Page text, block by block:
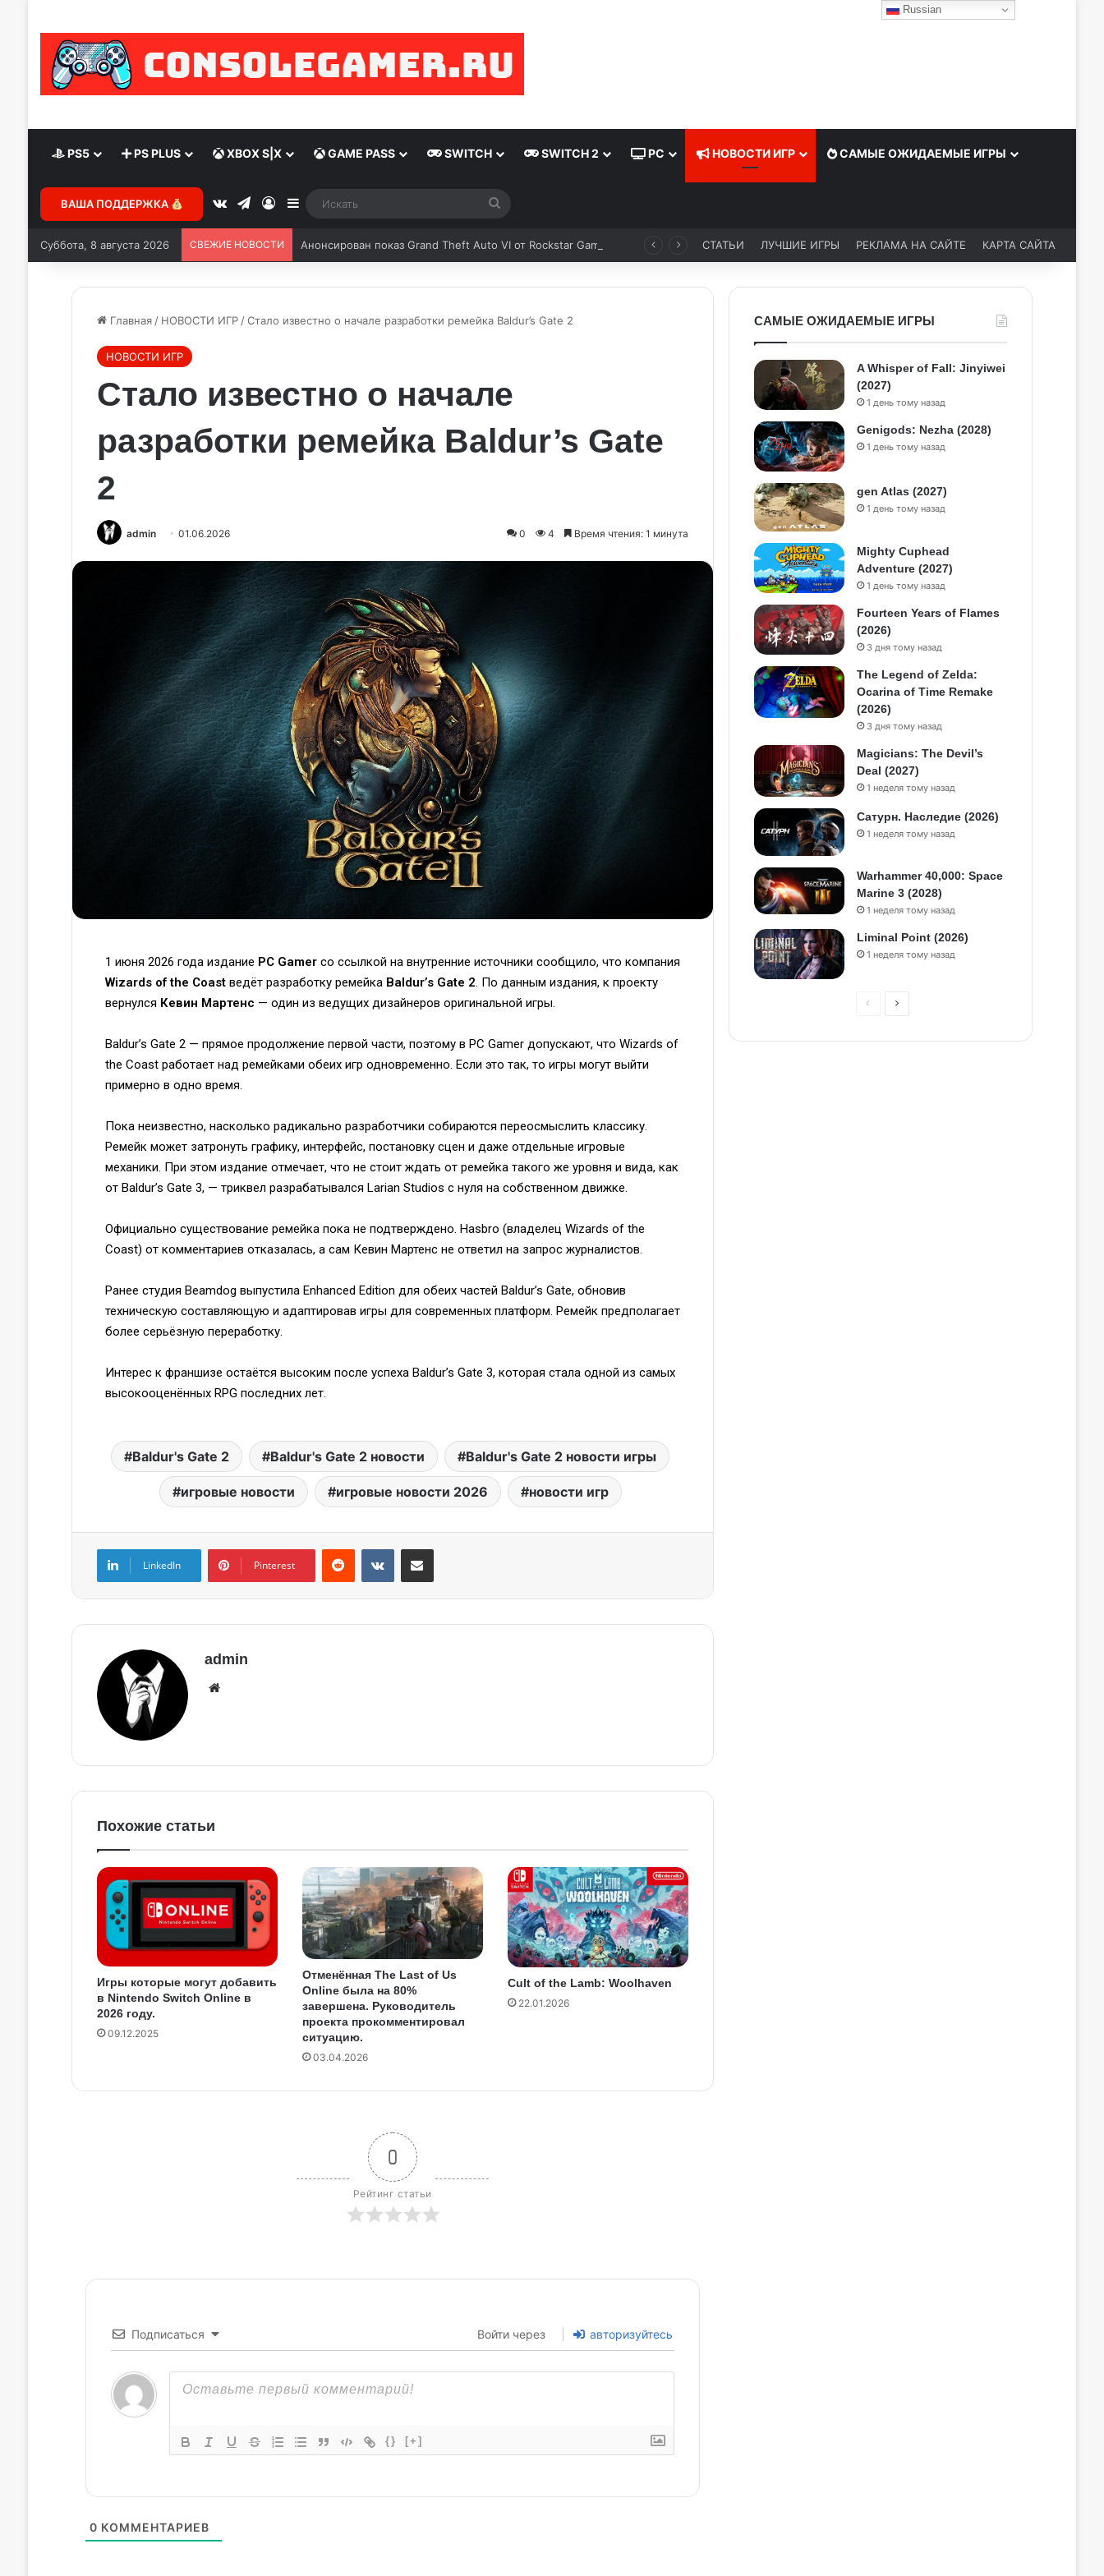
PS5 PS PLUS XBOX S|X GAME PASS SWITCH SWITCH 2 PC НОВОСТИ ИГР САМЫЕ ОЖИДАЕМЫЕ ИГРЫ
ВАША ПОДДЕРЖКА
Суббота, 8 августа 2026 СВЕЖИЕ НОВОСТИ Анонсирован показ Grand Theft Auto VI от Rockstar Games СТАТЬИ ЛУЧШИЕ ИГРЫ РЕКЛАМА НА САЙТЕ КАРТА САЙТА
Главная / НОВОСТИ ИГР /Стало известно о начале разработки ремейка Baldur’s Gate 2
НОВОСТИ ИГР
Стало известно о начале
разработки ремейка Baldur’s Gate
2
admin 01.06.2026 0 4 Время чтения: 1 минута
1 июня 2026 года издание PC Gamerсо ссылкой на внутренние источники сообщило, что компания
Wizards of the Coastведёт разработку ремейка Baldur’s Gate 2. По данным издания, к проекту
вернулся Кевин Мартенс — один из ведущих дизайнеров оригинальной игры.
Baldur’s Gate 2 — прямое продолжение первой части, поэтому в PC Gamer допускают, что Wizards of
the Coast работает над ремейками обеих игр одновременно. Если это так, то игры могут выйти
примерно в одно время.
Пока неизвестно, насколько радикально разработчики собираются переосмыслить классику.
Ремейк может затронуть графику, интерфейс, постановку сцен и даже отдельные игровые
механики. При этом издание отмечает, что не стоит ждать от ремейка такого же уровня и вида, как
от Baldur’s Gate 3, — триквел разрабатывался Larian Studios с нуля на собственном движке.
Официально существование ремейка пока не подтверждено. Hasbro (владелец Wizards of the
Coast) от комментариев отказалась, а сам Кевин Мартенс не ответил на запрос журналистов.
Ранее студия Beamdog выпустила Enhanced Edition для обеих частей Baldur’s Gate, обновив
техническую составляющую и адаптировав игры для современных платформ. Ремейк предполагает
более серьёзную переработку.
Интерес к франшизе остаётся высоким после успеха Baldur’s Gate 3, которая стала одной из самых
высокооценённых RPG последних лет.
Baldur's Gate 2 Baldur's Gate 2 новости Baldur's Gate 2 новости игры
игровые новости игровые новости 2026 новости игр
LinkedIn Pinterest
admin
Похожие статьи
Игры которые могут добавить
в Nintendo Switch Online в
2026 году.
09.12.2025
Отменённая The Last of Us
Online была на 80%
завершена. Руководитель
проекта прокомментировал
ситуацию.
03.04.2026
Cult of the Lamb: Woolhaven
22.01.2026
0
Рейтинг статьи
Подписаться Войти через авторизуйтесь
{} [+]
0 КОММЕНТАРИЕВ
САМЫЕ ОЖИДАЕМЫЕ ИГРЫ
A Whisper of Fall: Jinyiwei
(2027)
1 день тому назад
Genigods: Nezha (2028)
1 день тому назад
gen Atlas (2027)
1 день тому назад
Mighty Cuphead
Adventure (2027)
1 день тому назад
Fourteen Years of Flames
(2026)
3 дня тому назад
The Legend of Zelda:
Ocarina of Time Remake
(2026)
3 дня тому назад
Magicians: The Devil’s
Deal (2027)
1 неделя тому назад
Сатурн. Наследие (2026)
1 неделя тому назад
Warhammer 40,000: Space
Marine 3 (2028)
1 неделя тому назад
Liminal Point (2026)
1 неделя тому назад
Russian